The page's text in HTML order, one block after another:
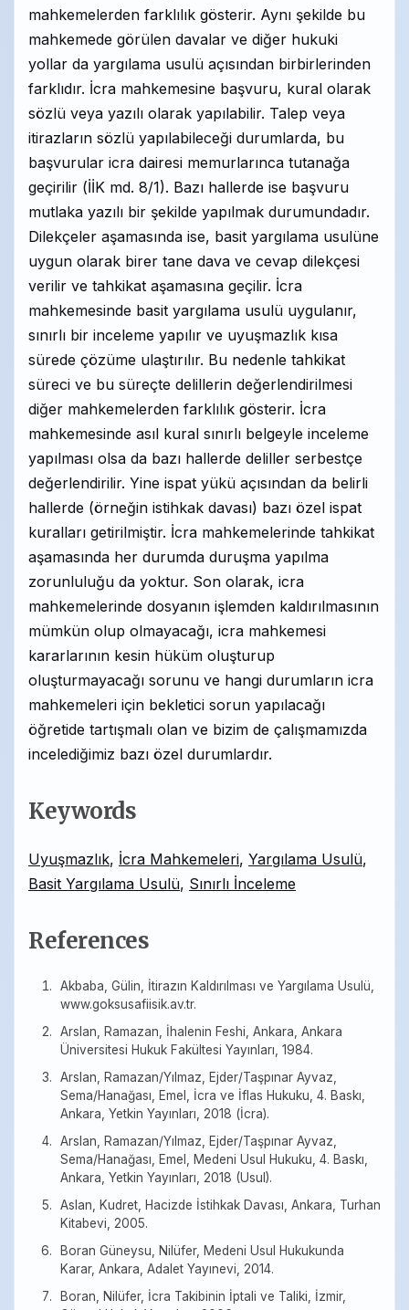
mahkemelerden farklılık gösterir. Aynı şekilde bu
mahkemede görülen davalar ve diğer hukuki
yollar da yargılama usulü açısından birbirlerinden
farklıdır. İcra mahkemesine başvuru, kural olarak
sözlü veya yazılı olarak yapılabilir. Talep veya
itirazların sözlü yapılabileceği durumlarda, bu
başvurular icra dairesi memurlarınca tutanağa
geçirilir (İİK md. 8/1). Bazı hallerde ise başvuru
mutlaka yazılı bir şekilde yapılmak durumundadır.
Dilekçeler aşamasında ise, basit yargılama usulüne
uygun olarak birer tane dava ve cevap dilekçesi
verilir ve tahkikat aşamasına geçilir. İcra
mahkemesinde basit yargılama usulü uygulanır,
sınırlı bir inceleme yapılır ve uyuşmazlık kısa
sürede çözüme ulaştırılır. Bu nedenle tahkikat
süreci ve bu süreçte delillerin değerlendirilmesi
diğer mahkemelerden farklılık gösterir. İcra
mahkemesinde asıl kural sınırlı belgeyle inceleme
yapılması olsa da bazı hallerde deliller serbestçe
değerlendirilir. Yine ispat yükü açısından da belirli
hallerde (örneğin istihkak davası) bazı özel ispat
kuralları getirilmiştir. İcra mahkemelerinde tahkikat
aşamasında her durumda duruşma yapılma
zorunluluğu da yoktur. Son olarak, icra
mahkemelerinde dosyanın işlemden kaldırılmasının
mümkün olup olmayacağı, icra mahkemesi
kararlarının kesin hüküm oluşturup
oluşturmayacağı sorunu ve hangi durumların icra
mahkemeleri için bekletici sorun yapılacağı
öğretide tartışmalı olan ve bizim de çalışmamızda
incelediğimiz bazı özel durumlardır.
Keywords
Uyuşmazlık, İcra Mahkemeleri, Yargılama Usulü,
Basit Yargılama Usulü, Sınırlı İnceleme
References
Akbaba, Gülin, İtirazın Kaldırılması ve Yargılama Usulü,
www.goksusafiisik.av.tr.
Arslan, Ramazan, İhalenin Feshi, Ankara, Ankara
Üniversitesi Hukuk Fakültesi Yayınları, 1984.
Arslan, Ramazan/Yılmaz, Ejder/Taşpınar Ayvaz,
Sema/Hanağası, Emel, İcra ve İflas Hukuku, 4. Baskı,
Ankara, Yetkin Yayınları, 2018 (İcra).
Arslan, Ramazan/Yılmaz, Ejder/Taşpınar Ayvaz,
Sema/Hanağası, Emel, Medeni Usul Hukuku, 4. Baskı,
Ankara, Yetkin Yayınları, 2018 (Usul).
Aslan, Kudret, Hacizde İstihkak Davası, Ankara, Turhan
Kitabevi, 2005.
Boran Güneysu, Nilüfer, Medeni Usul Hukukunda
Karar, Ankara, Adalet Yayınevi, 2014.
Boran, Nilüfer, İcra Takibinin İptali ve Taliki, İzmir,